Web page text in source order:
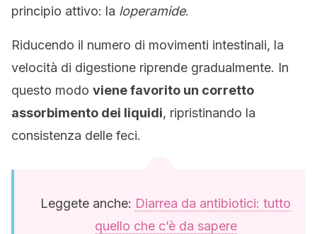
principio attivo: la loperamide.
Riducendo il numero di movimenti intestinali, la
velocità di digestione riprende gradualmente. In
questo modo viene favorito un corretto
assorbimento dei liquidi, ripristinando la
consistenza delle feci.
Leggete anche: Diarrea da antibiotici: tutto
quello che c’è da sapere